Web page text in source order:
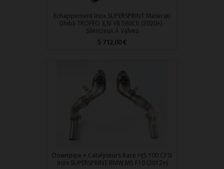
Echappement Inox SUPERSPRINT Maserati
Ghibli TROFEO 3,8l V8 580Ch (2020+) -
Silencieux À Valves
Prix
5 712,00 €
Downpipe + Catalyseurs Race HJS 100 CPSI
Inox SUPERSPRINT BMW M5 F10 (2012+)